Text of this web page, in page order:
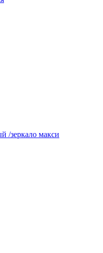
/зеркало макси